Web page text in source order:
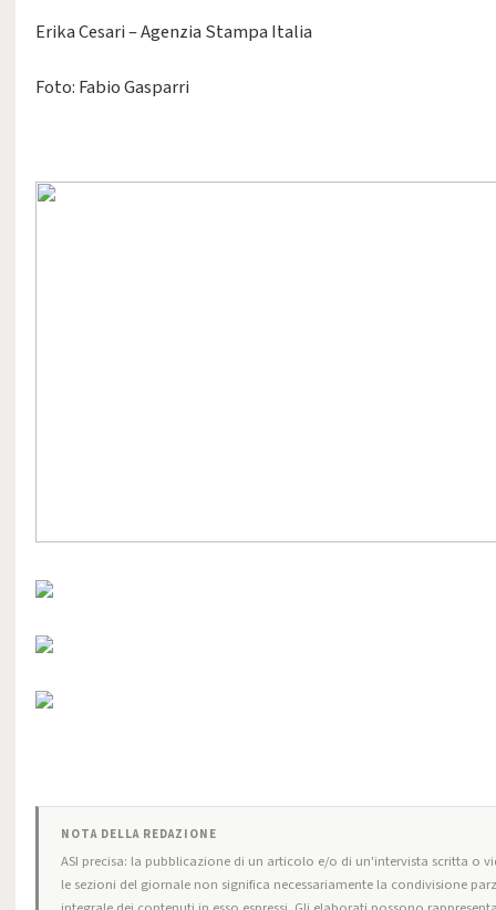
Erika Cesari – Agenzia Stampa Italia
Foto: Fabio Gasparri
NOTA DELLA REDAZIONE
ASI precisa: la pubblicazione di un articolo e/o di un'intervista scritta o
le sezioni del giornale non significa necessariamente la condivisione